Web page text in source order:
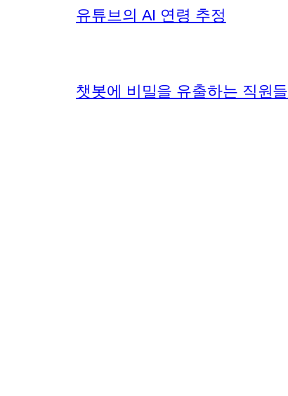
유튜브의 AI 연령 추정
챗봇에 비밀을 유출하는 직원들